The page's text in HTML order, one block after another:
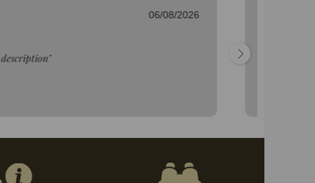
06/08/2026